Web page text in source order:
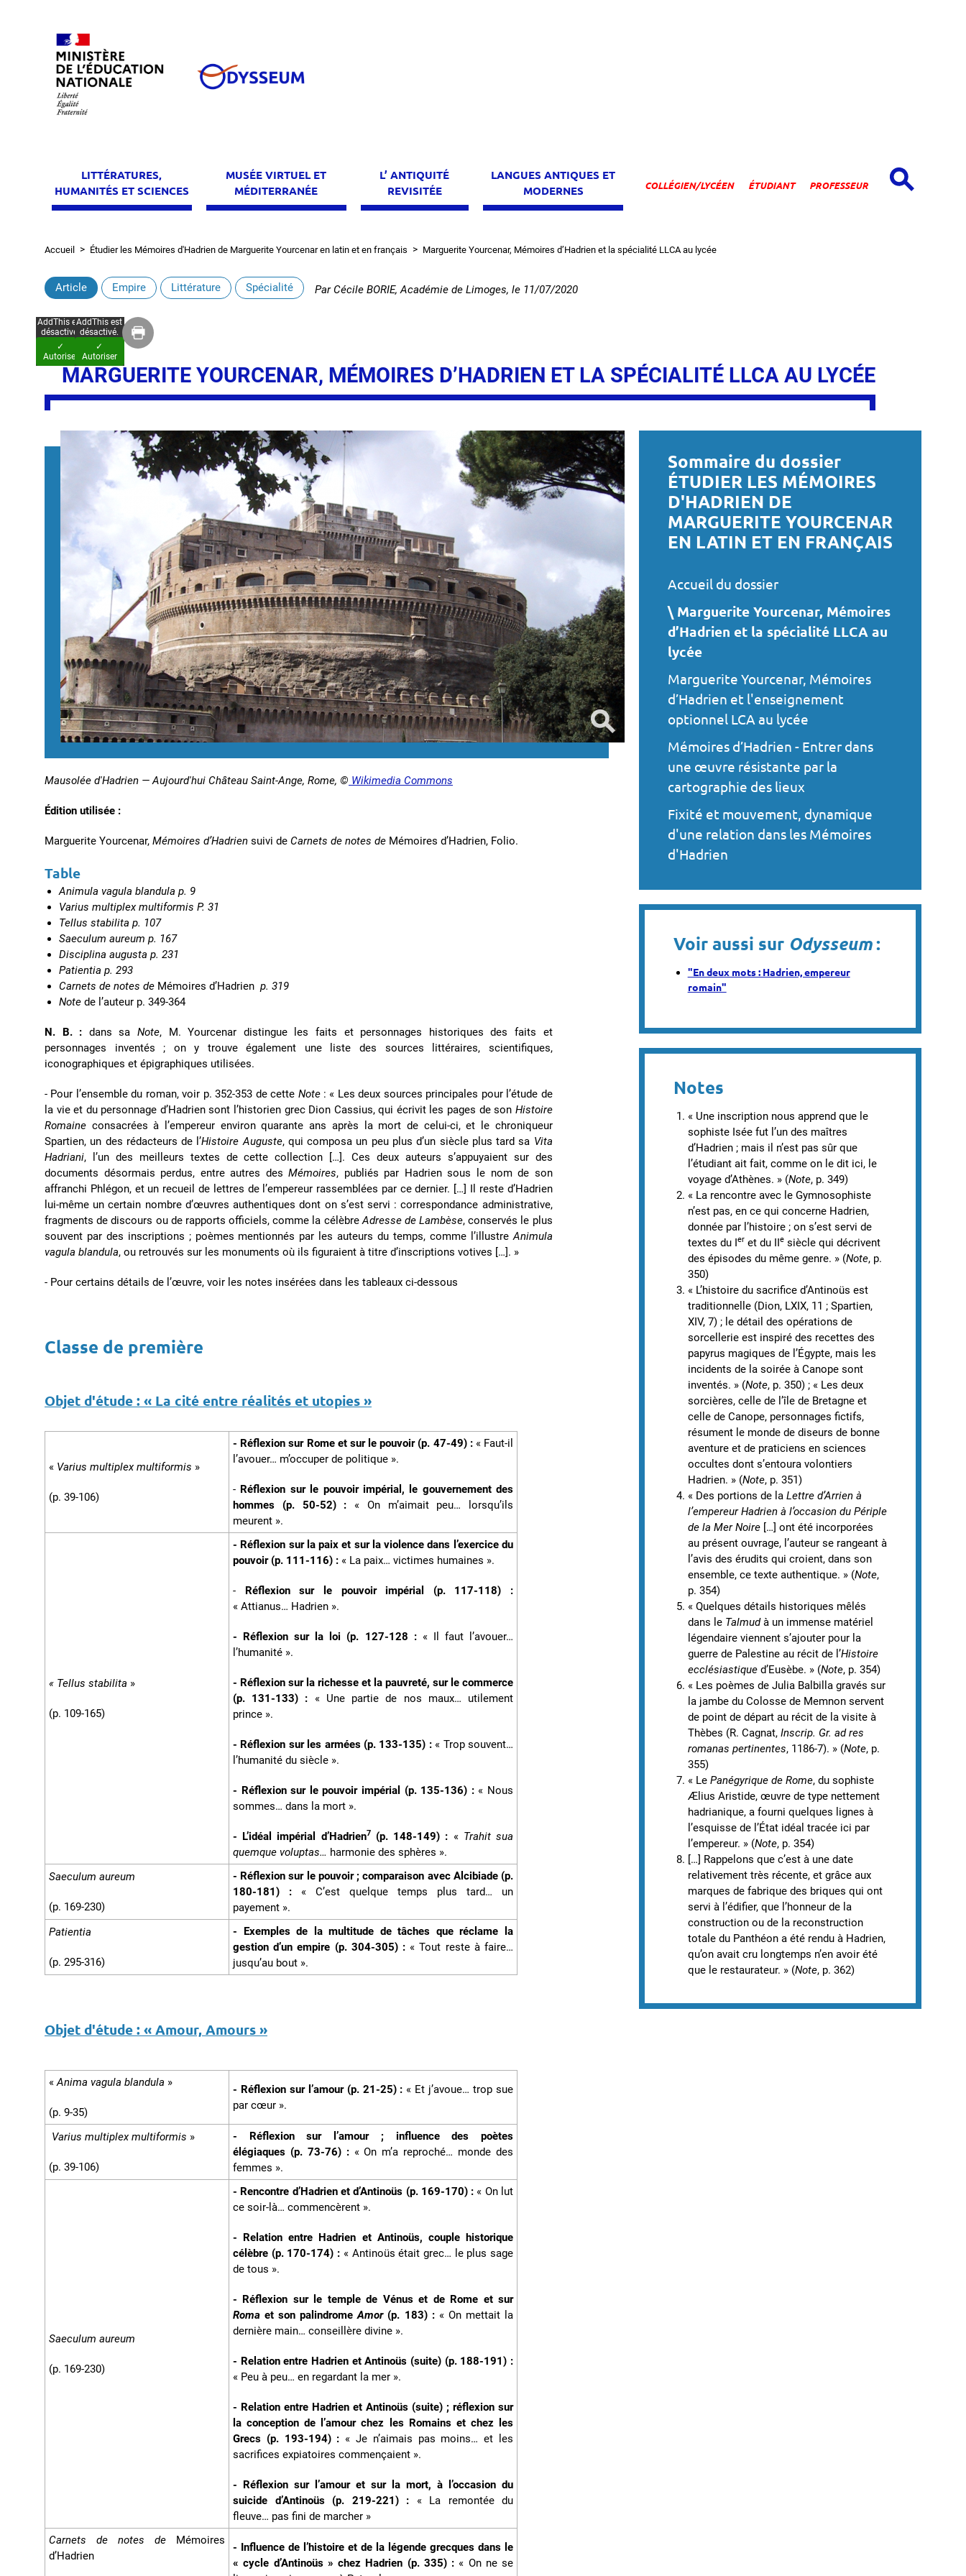
LITTÉRATURES,
HUMANITÉS ET SCIENCES
MUSÉE VIRTUEL ET
MÉDITERRANÉE
L’ ANTIQUITÉ
REVISITÉE
LANGUES ANTIQUES ET
MODERNES
Espaces
COLLÉGIEN/LYCÉEN ÉTUDIANT PROFESSEUR
Fil
d'Ariane
Accueil Étudier les Mémoires d'Hadrien de Marguerite Yourcenar en latin et en français Marguerite Yourcenar, Mémoires d’Hadrien et la spécialité LLCA au lycée
Article Empire Littérature Spécialité Par Cécile BORIE, Académie de Limoges, le 11/07/2020
AddThis est
désactivé.
✓
Autoriser
AddThis est
désactivé.
✓
Autoriser
MARGUERITE YOURCENAR, MÉMOIRES D’HADRIEN ET LA SPÉCIALITÉ LLCA AU LYCÉE
Mausolée d'Hadrien — Aujourd'hui Château Saint-Ange, Rome, © Wikimedia Commons
Édition utilisée :
Marguerite Yourcenar, Mémoires d’Hadrien suivi de Carnets de notes de Mémoires d’Hadrien, Folio.
Table
Animula vagula blandula p. 9
Varius multiplex multiformis P. 31
Tellus stabilita p. 107
Saeculum aureum p. 167
Disciplina augusta p. 231
Patientia p. 293
Carnets de notes de Mémoires d’Hadrien p. 319
Note de l’auteur p. 349-364
N. B. : dans saNote, M. Yourcenar distingue les faits et personnages historiques des faits et
personnages inventés ; on y trouve également une liste des sources littéraires, scientifiques,
iconographiques et épigraphiques utilisées.
- Pour l’ensemble du roman, voir p. 352-353 de cette Note : « Les deux sources principales pour l’étude de
la vie et du personnage d’Hadrien sont l’historien grec Dion Cassius, qui écrivit les pages de son Histoire
Romaine consacrées à l’empereur environ quarante ans après la mort de celui-ci, et le chroniqueur
Spartien, un des rédacteurs de l’Histoire Auguste, qui composa un peu plus d’un siècle plus tard sa Vita
Hadriani, l’un des meilleurs textes de cette collection […]. Ces deux auteurs s’appuyaient sur des
documents désormais perdus, entre autres desMémoires, publiés par Hadrien sous le nom de son
affranchi Phlégon, et un recueil de lettres de l’empereur rassemblées par ce dernier. […] Il reste d’Hadrien
lui-même un certain nombre d’œuvres authentiques dont on s’est servi : correspondance administrative,
fragments de discours ou de rapports officiels, comme la célèbreAdresse de Lambèse, conservés le plus
souvent par des inscriptions ; poèmes mentionnés par les auteurs du temps, comme l’illustreAnimula
vagula blandula, ou retrouvés sur les monuments où ils figuraient à titre d’inscriptions votives […]. »
- Pour certains détails de l’œuvre, voir les notes insérées dans les tableaux ci-dessous
Classe de première
Objet d'étude : « La cité entre réalités et utopies »
« Varius multiplex multiformis »
(p. 39-106)
- Réflexion sur Rome et sur le pouvoir (p. 47-49) : « Faut-il
l’avouer… m’occuper de politique ».
- Réflexion sur le pouvoir impérial, le gouvernement des
hommes (p. 50-52) : « On m’aimait peu… lorsqu’ils
meurent ».
« Tellus stabilita »
(p. 109-165)
- Réflexion sur la paix et sur la violence dans l’exercice du
pouvoir (p. 111-116) : « La paix… victimes humaines ».
- Réflexion sur le pouvoir impérial (p. 117-118) :
« Attianus… Hadrien ».
- Réflexion sur la loi (p. 127-128 : « Il faut l’avouer…
l’humanité ».
- Réflexion sur la richesse et la pauvreté, sur le commerce
(p. 131-133) : « Une partie de nos maux… utilement
prince ».
- Réflexion sur les armées (p. 133-135) : « Trop souvent…
l’humanité du siècle ».
- Réflexion sur le pouvoir impérial (p. 135-136) : « Nous
sommes… dans la mort ».
- L’idéal impérial d’Hadrien7(p. 148-149) : « Trahit sua
quemque voluptas… harmonie des sphères ».
Saeculum aureum
(p. 169-230)
- Réflexion sur le pouvoir ; comparaison avec Alcibiade (p.
180-181) : « C’est quelque temps plus tard… un
payement ».
Patientia
(p. 295-316)
- Exemples de la multitude de tâches que réclame la
gestion d’un empire (p. 304-305) : « Tout reste à faire…
jusqu’au bout ».
Objet d'étude : « Amour, Amours »
«Anima vagula blandula »
(p. 9-35)
- Réflexion sur l’amour (p. 21-25) : « Et j’avoue… trop sue
par cœur ».
Varius multiplex multiformis »
(p. 39-106)
- Réflexion sur l’amour ; influence des poètes
élégiaques (p. 73-76) : « On m’a reproché… monde des
femmes ».
Saeculum aureum
(p. 169-230)
- Rencontre d’Hadrien et d’Antinoüs (p. 169-170) : « On lut
ce soir-là… commencèrent ».
- Relation entre Hadrien et Antinoüs, couple historique
célèbre (p. 170-174) : « Antinoüs était grec… le plus sage
de tous ».
- Réflexion sur le temple de Vénus et de Rome et sur
Romaet son palindrome Amor(p. 183) : « On mettait la
dernière main… conseillère divine ».
- Relation entre Hadrien et Antinoüs (suite) (p. 188-191) :
« Peu à peu… en regardant la mer ».
- Relation entre Hadrien et Antinoüs (suite) ; réflexion sur
la conception de l’amour chez les Romains et chez les
Grecs (p. 193-194) : « Je n’aimais pas moins… et les
sacrifices expiatoires commençaient ».
- Réflexion sur l’amour et sur la mort, à l’occasion du
suicide d’Antinoüs (p. 219-221) : « La remontée du
fleuve… pas fini de marcher »
Carnets de notes de Mémoires
d’Hadrien
- Influence de l’histoire et de la légende grecques dans le
« cycle d’Antinoüs » chez Hadrien (p. 335) : « On ne se
Sommaire du dossier
ÉTUDIER LES MÉMOIRES
D'HADRIEN DE
MARGUERITE YOURCENAR
EN LATIN ET EN FRANÇAIS
Accueil du dossier
Marguerite Yourcenar, Mémoires
d’Hadrien et la spécialité LLCA au
lycée
Marguerite Yourcenar, Mémoires
d’Hadrien et l'enseignement
optionnel LCA au lycée
Mémoires d’Hadrien - Entrer dans
une œuvre résistante par la
cartographie des lieux
Fixité et mouvement, dynamique
d'une relation dans les Mémoires
d'Hadrien
Voir aussi sur Odysseum:
"En deux mots : Hadrien, empereur
romain"
Notes
« Une inscription nous apprend que le
sophiste Isée fut l’un des maîtres
d’Hadrien ; mais il n’est pas sûr que
l’étudiant ait fait, comme on le dit ici, le
voyage d’Athènes. » (Note, p. 349)
« La rencontre avec le Gymnosophiste
n’est pas, en ce qui concerne Hadrien,
donnée par l’histoire ; on s’est servi de
textes du Ieret du IIesiècle qui décrivent
des épisodes du même genre. » (Note, p.
350)
« L’histoire du sacrifice d’Antinoüs est
traditionnelle (Dion, LXIX, 11 ; Spartien,
XIV, 7) ; le détail des opérations de
sorcellerie est inspiré des recettes des
papyrus magiques de l’Égypte, mais les
incidents de la soirée à Canope sont
inventés. » (Note, p. 350) ; « Les deux
sorcières, celle de l’île de Bretagne et
celle de Canope, personnages fictifs,
résument le monde de diseurs de bonne
aventure et de praticiens en sciences
occultes dont s’entoura volontiers
Hadrien. » (Note, p. 351)
« Des portions de la Lettre d’Arrien à
l’empereur Hadrien à l’occasion du Périple
de la Mer Noire[…] ont été incorporées
au présent ouvrage, l’auteur se rangeant à
l’avis des érudits qui croient, dans son
ensemble, ce texte authentique. » (Note,
p. 354)
« Quelques détails historiques mêlés
dans le Talmudà un immense matériel
légendaire viennent s’ajouter pour la
guerre de Palestine au récit de l’Histoire
ecclésiastique d’Eusèbe. » (Note, p. 354)
« Les poèmes de Julia Balbilla gravés sur
la jambe du Colosse de Memnon servent
de point de départ au récit de la visite à
Thèbes (R. Cagnat, Inscrip. Gr. ad res
romanas pertinentes, 1186-7). » (Note, p.
355)
« Le Panégyrique de Rome, du sophiste
Ælius Aristide, œuvre de type nettement
hadrianique, a fourni quelques lignes à
l’esquisse de l’État idéal tracée ici par
l’empereur. » (Note, p. 354)
[…] Rappelons que c’est à une date
relativement très récente, et grâce aux
marques de fabrique des briques qui ont
servi à l’édifier, que l’honneur de la
construction ou de la reconstruction
totale du Panthéon a été rendu à Hadrien,
qu’on avait cru longtemps n’en avoir été
que le restaurateur. » (Note, p. 362)